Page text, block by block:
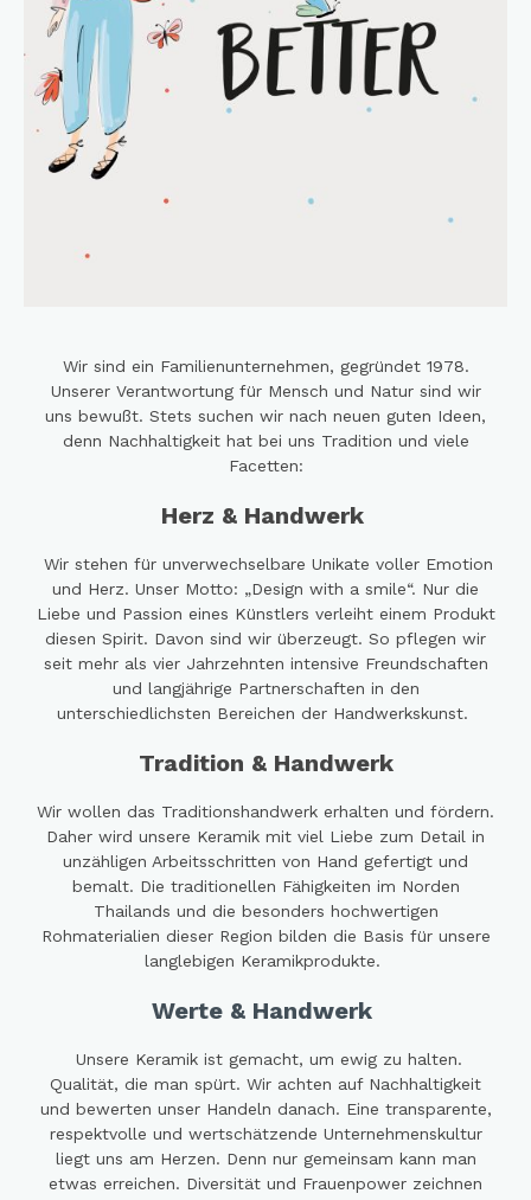
Wir sind ein Familienunternehmen, gegründet 1978.
Unserer Verantwortung für Mensch und Natur sind wir
uns bewußt. Stets suchen wir nach neuen guten Ideen,
denn Nachhaltigkeit hat bei uns Tradition und viele
Facetten:
Herz & Handwerk
Wir stehen für unverwechselbare Unikate voller Emotion
und Herz. Unser Motto: „Design with a smile“. Nur die
Liebe und Passion eines Künstlers verleiht einem Produkt
diesen Spirit. Davon sind wir überzeugt. So pflegen wir
seit mehr als vier Jahrzehnten intensive Freundschaften
und langjährige Partnerschaften in den
unterschiedlichsten Bereichen der Handwerkskunst.
Tradition & Handwerk
Wir wollen das Traditionshandwerk erhalten und fördern.
Daher wird unsere Keramik mit viel Liebe zum Detail in
unzähligen Arbeitsschritten von Hand gefertigt und
bemalt. Die traditionellen Fähigkeiten im Norden
Thailands und die besonders hochwertigen
Rohmaterialien dieser Region bilden die Basis für unsere
langlebigen Keramikprodukte.
Werte & Handwerk
Unsere Keramik ist gemacht, um ewig zu halten.
Qualität, die man spürt. Wir achten auf Nachhaltigkeit
und bewerten unser Handeln danach. Eine transparente,
respektvolle und wertschätzende Unternehmenskultur
liegt uns am Herzen. Denn nur gemeinsam kann man
etwas erreichen. Diversität und Frauenpower zeichnen